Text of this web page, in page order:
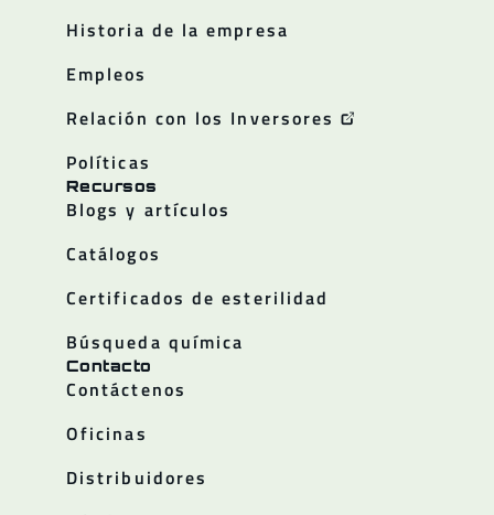
Historia de la empresa
Empleos
Relación con los Inversores
Políticas
Recursos
Blogs y artículos
Catálogos
Certificados de esterilidad
Búsqueda química
Contacto
Contáctenos
Oficinas
Distribuidores